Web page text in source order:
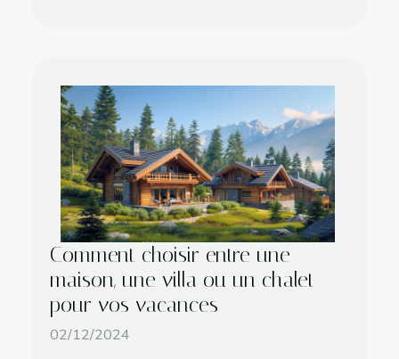
Comment choisir entre une
maison, une villa ou un chalet
pour vos vacances
02/12/2024